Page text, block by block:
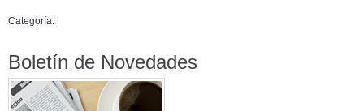
Categoría:
Boletín de Novedades